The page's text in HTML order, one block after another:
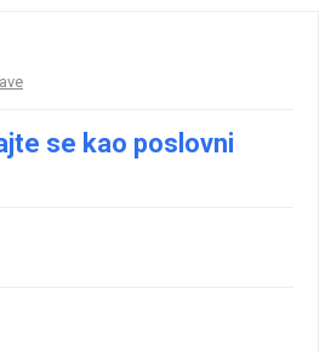
se kao poslovni